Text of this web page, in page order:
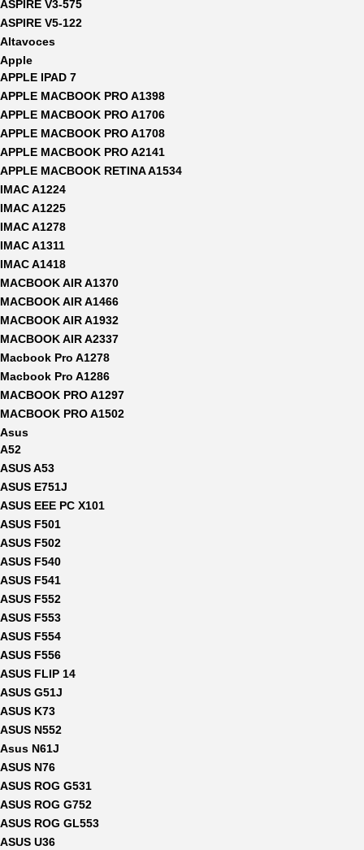
ASPIRE V3-575
ASPIRE V5-122
Altavoces
Apple
APPLE IPAD 7
APPLE MACBOOK PRO A1398
APPLE MACBOOK PRO A1706
APPLE MACBOOK PRO A1708
APPLE MACBOOK PRO A2141
APPLE MACBOOK RETINA A1534
IMAC A1224
IMAC A1225
IMAC A1278
IMAC A1311
IMAC A1418
MACBOOK AIR A1370
MACBOOK AIR A1466
MACBOOK AIR A1932
MACBOOK AIR A2337
Macbook Pro A1278
Macbook Pro A1286
MACBOOK PRO A1297
MACBOOK PRO A1502
Asus
A52
ASUS A53
ASUS E751J
ASUS EEE PC X101
ASUS F501
ASUS F502
ASUS F540
ASUS F541
ASUS F552
ASUS F553
ASUS F554
ASUS F556
ASUS FLIP 14
ASUS G51J
ASUS K73
ASUS N552
Asus N61J
ASUS N76
ASUS ROG G531
ASUS ROG G752
ASUS ROG GL553
ASUS U36